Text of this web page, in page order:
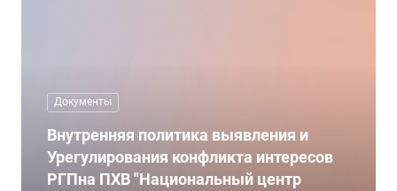
Документы
Внутренняя политика выявления и
Урегулирования конфликта интересов
РГПна ПХВ "Национальный центр